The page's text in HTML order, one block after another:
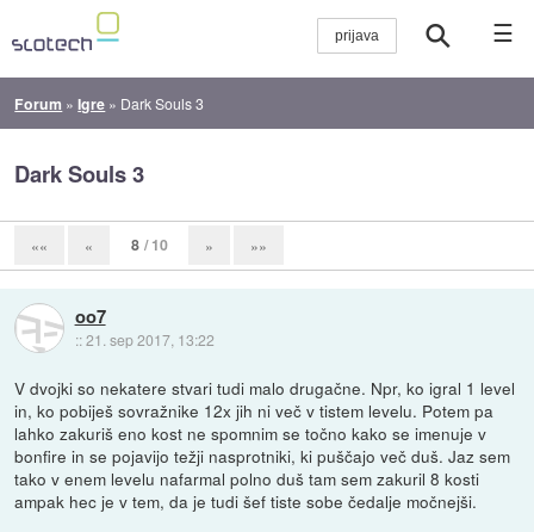
☰
Forum »Igre » Dark Souls 3
Dark Souls 3
«« « 8 / 10 » »»
oo7
::21. sep 2017, 13:22
V dvojki so nekatere stvari tudi malo drugačne. Npr, ko igral 1 level
in, ko pobiješ sovražnike 12x jih ni več v tistem levelu. Potem pa
lahko zakuriš eno kost ne spomnim se točno kako se imenuje v
bonfire in se pojavijo težji nasprotniki, ki puščajo več duš. Jaz sem
tako v enem levelu nafarmal polno duš tam sem zakuril 8 kosti
ampak hec je v tem, da je tudi šef tiste sobe čedalje močnejši.